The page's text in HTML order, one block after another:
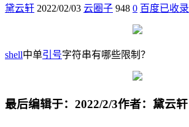
黛云轩 2022/02/03 云圈子 948 0 百度已收录
shell中单引号字符串有哪些限制？
最后编辑于：2022/2/3作者：黛云轩